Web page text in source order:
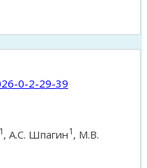
0-2-29-39
1, А.С. Шпагин1, М.В.